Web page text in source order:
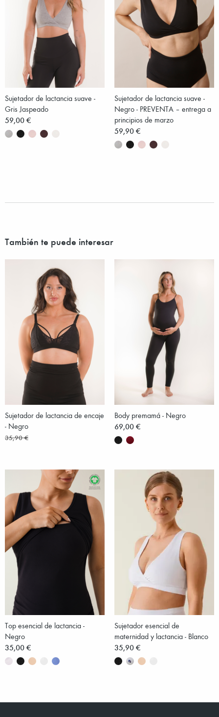
Sujetador de lactancia suave -
Gris Jaspeado
59,00 €
Sujetador de lactancia suave -
Negro - PREVENTA – entrega a
principios de marzo
59,90 €
También te puede interesar
Sujetador de lactancia de encaje
- Negro
35,90 €
Body premamá - Negro
69,00 €
Top esencial de lactancia -
Negro
35,00 €
Sujetador esencial de
maternidad y lactancia - Blanco
35,90 €